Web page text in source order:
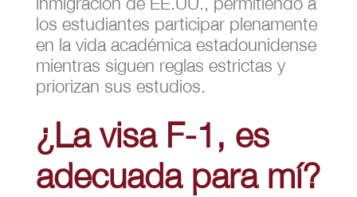
los estudiantes participar plenamente
en la vida académica estadounidense
mientras siguen reglas estrictas y
priorizan sus estudios.
¿La visa F-1, es
adecuada para mí?